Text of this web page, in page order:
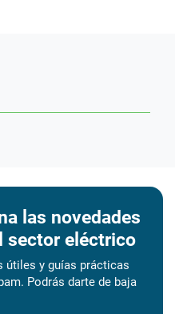
las novedades
sector eléctrico
útiles y guías prácticas
Podrás darte de baja